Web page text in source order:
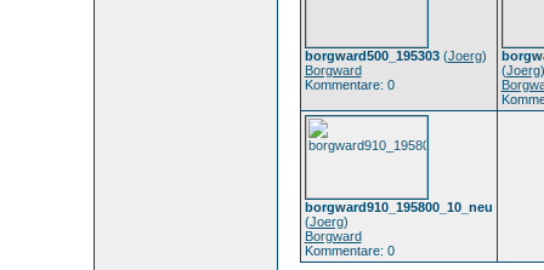
borgward500_195303(Joerg)
Borgward
Kommentare: 0
(Joerg)
borgward910_195800_10_neu
(Joerg)
Borgward
Kommentare: 0